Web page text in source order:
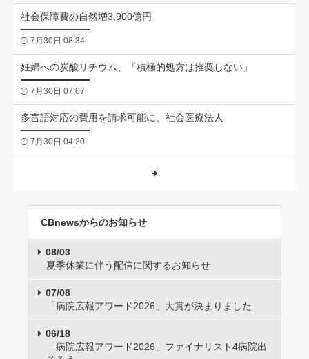
社会保障費の自然増3,900億円
7月30日 08:34
妊婦への炭酸リチウム、「積極的処方は推奨しない」
7月30日 07:07
多言語対応の費用を請求可能に、社会医療法人
7月30日 04:20
CBnewsからのお知らせ
08/03
夏季休業に伴う配信に関するお知らせ
07/08
「病院広報アワード2026」大賞が決まりました
06/18
「病院広報アワード2026」ファイナリスト4病院出